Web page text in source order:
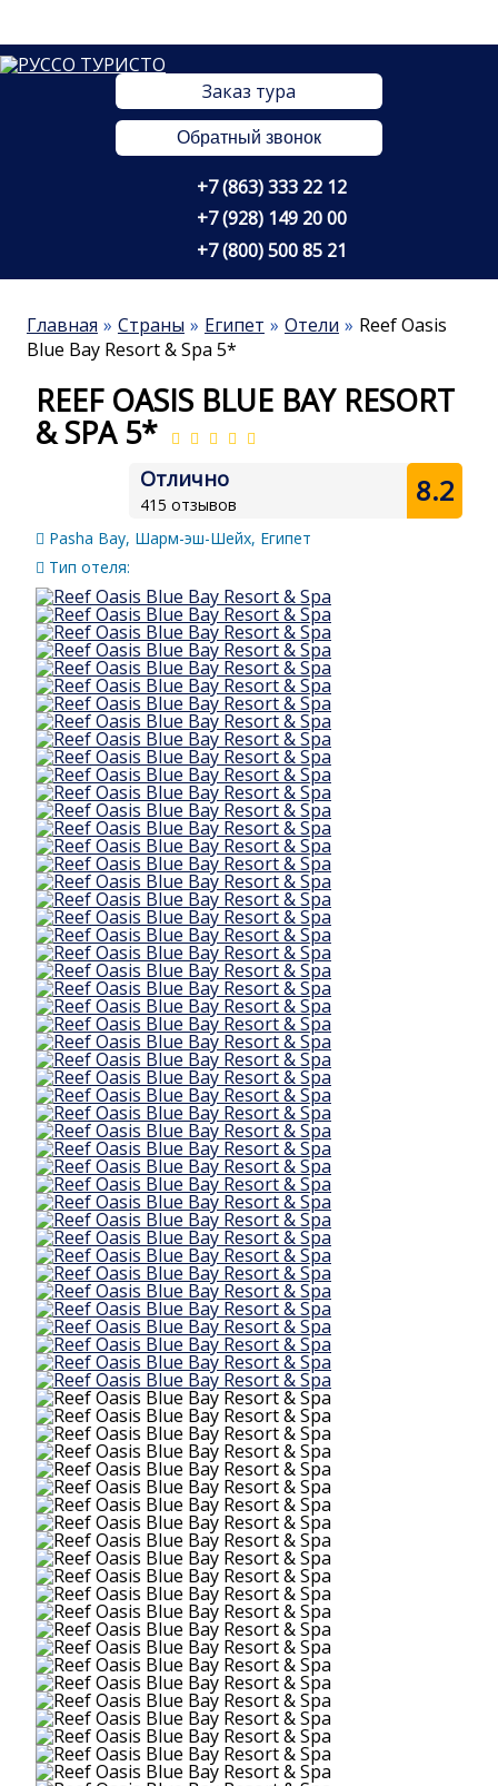
Заказ тура
Обратный звонок
+7 (863) 333 22 12
+7 (928) 149 20 00
+7 (800) 500 85 21
Главная Страны Египет Отели
Reef Oasis
Blue Bay Resort & Spa 5*
REEF OASIS BLUE BAY RESORT
& SPA 5*
Отлично
415 отзывов 8.2
Pasha Bay, Шарм-эш-Шейх, Египет
Тип отеля: